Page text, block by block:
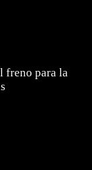
freno para la